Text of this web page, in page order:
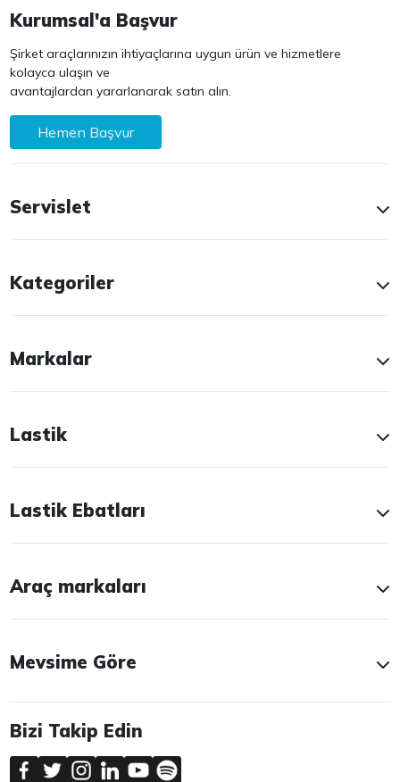
Kurumsal'a Başvur
Şirket araçlarınızın ihtiyaçlarına uygun ürün ve hizmetlere
kolayca ulaşın ve
avantajlardan yararlanarak satın alın.
Hemen Başvur
Servislet
Kategoriler
Markalar
Lastik
Lastik Ebatları
Araç markaları
Mevsime Göre
Bizi Takip Edin